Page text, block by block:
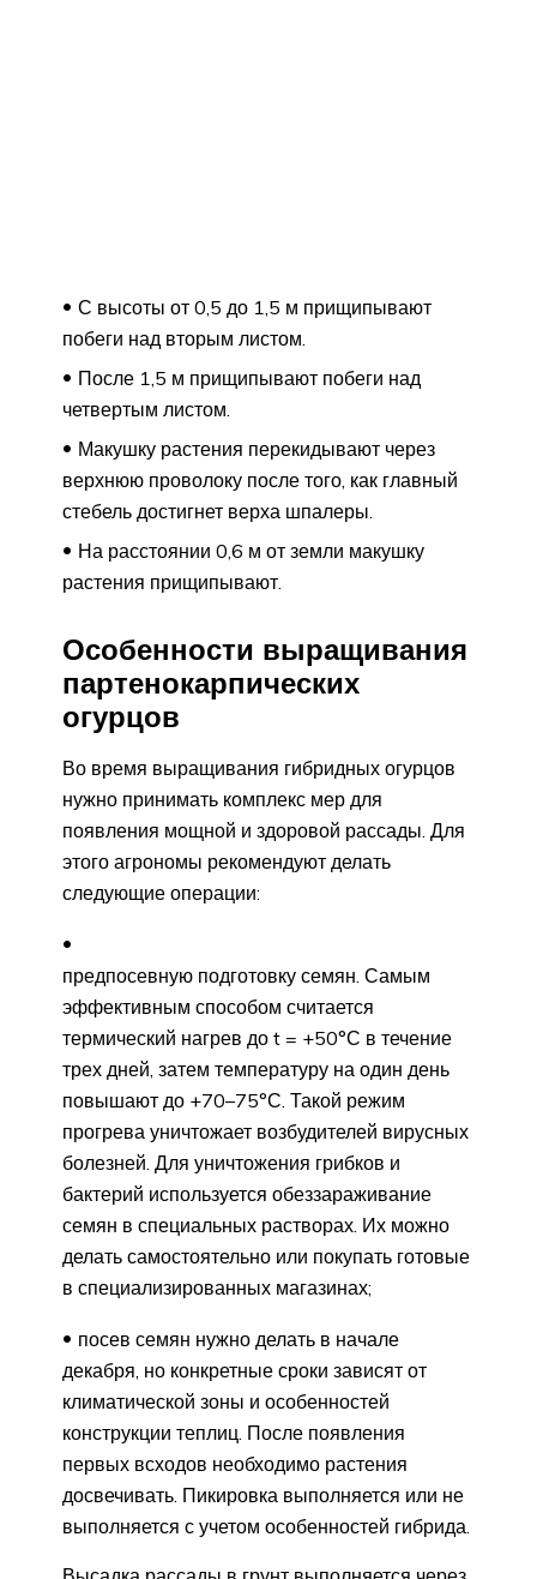
С высоты от 0,5 до 1,5 м прищипывают
побеги над вторым листом.
После 1,5 м прищипывают побеги над
четвертым листом.
Макушку растения перекидывают через
верхнюю проволоку после того, как главный
стебель достигнет верха шпалеры.
На расстоянии 0,6 м от земли макушку
растения прищипывают.
Особенности выращивания
партенокарпических
огурцов
Во время выращивания гибридных огурцов
нужно принимать комплекс мер для
появления мощной и здоровой рассады. Для
этого агрономы рекомендуют делать
следующие операции:
предпосевную подготовку семян. Самым
эффективным способом считается
термический нагрев до t = +50°С в течение
трех дней, затем температуру на один день
повышают до +70–75°С. Такой режим
прогрева уничтожает возбудителей вирусных
болезней. Для уничтожения грибков и
бактерий используется обеззараживание
семян в специальных растворах. Их можно
делать самостоятельно или покупать готовые
в специализированных магазинах;
посев семян нужно делать в начале
декабря, но конкретные сроки зависят от
климатической зоны и особенностей
конструкции теплиц. После появления
первых всходов необходимо растения
досвечивать. Пикировка выполняется или не
выполняется с учетом особенностей гибрида.